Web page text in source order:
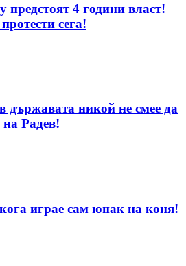
предстоят 4 години власт!
сега!
държавата никой не смее да
Радев!
играе сам юнак на коня!